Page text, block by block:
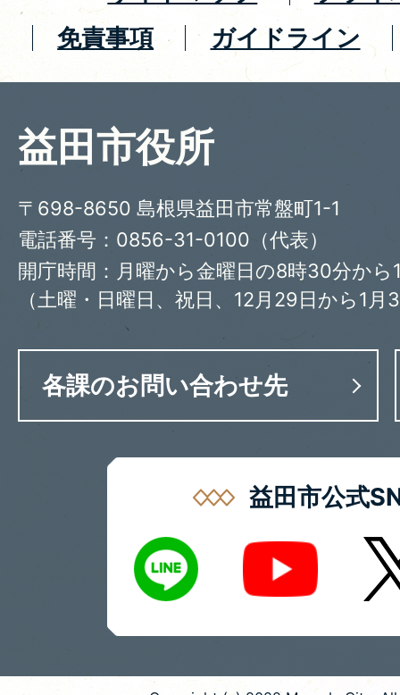
免責事項
ガイドライン
益田市役所
〒698-8650 島根県益田市常盤町1-1
電話番号：0856-31-0100（代表）
開庁時間：月曜から金曜日の8時30分から
（土曜・日曜日、祝日、12月29日から1月
各課のお問い合わせ先
益田市公式
LINE
Youtube X